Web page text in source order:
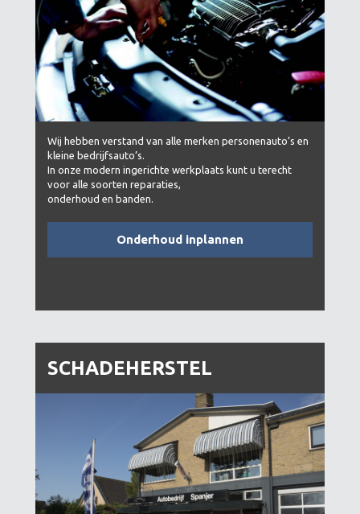
Wij hebben verstand van alle merken personenauto’s en
kleine bedrijfsauto’s.
In onze modern ingerichte werkplaats kunt u terecht
voor alle soorten reparaties,
onderhoud en banden.
Onderhoud inplannen
SCHADEHERSTEL